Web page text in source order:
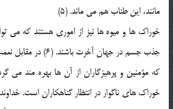
مانند، این طناب هم می ماند. (5)
خوراک ها و میوه ها نیز از اموری هستند که می
جذب جسم در جهان آخرت
که مؤمنین و پرهیزگاران از آن ها بهره مند می
خوراک های ناگوار در انتظار گناهکاران است.